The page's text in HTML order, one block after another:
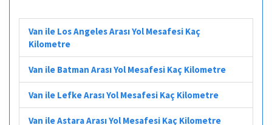
Van ile Los Angeles Arası Yol Mesafesi Kaç
Kilometre
Van ile Batman Arası Yol Mesafesi Kaç Kilometre
Van ile Lefke Arası Yol Mesafesi Kaç Kilometre
Van ile Astara Arası Yol Mesafesi Kaç Kilometre